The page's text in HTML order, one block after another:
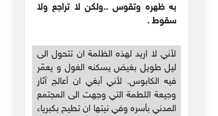
به ظهره وتقوس ..ولكن لا تراجع ولا
سقوط .
لأني لا اريد لهذه الظلمة ان تتحول الى
ليل طويل بغيض يسكنه الغول و يعمّر
فيه الكابوس. لأني أبغي ان أعالج آثار
وجيعة اللطمة التي وجهت الى المجتمع
المدني بأسره وفي نيتها ان تطيح بكبرياء